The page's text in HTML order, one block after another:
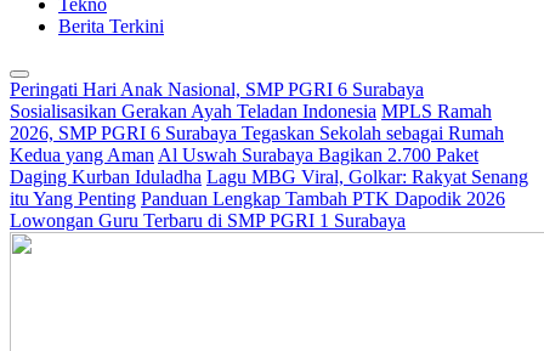
Tekno
Berita Terkini
Peringati Hari Anak Nasional, SMP PGRI 6 Surabaya
Sosialisasikan Gerakan Ayah Teladan Indonesia MPLS Ramah
2026, SMP PGRI 6 Surabaya Tegaskan Sekolah sebagai Rumah
Kedua yang Aman Al Uswah Surabaya Bagikan 2.700 Paket
Daging Kurban Iduladha Lagu MBG Viral, Golkar: Rakyat Senang
itu Yang Penting Panduan Lengkap Tambah PTK Dapodik 2026
Lowongan Guru Terbaru di SMP PGRI 1 Surabaya